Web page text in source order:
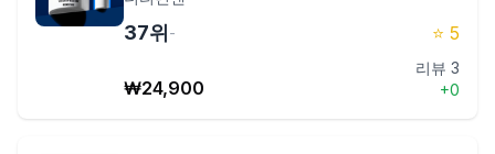
37위 - ⭐ 5
₩24,900
리뷰 3
+0